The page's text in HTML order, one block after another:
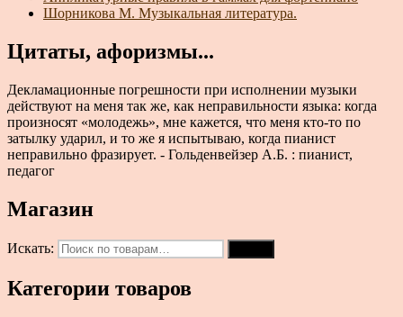
Шорникова М. Музыкальная литература.
Цитаты, афоризмы...
Декламационные погрешности при исполнении музыки
действуют на меня так же, как неправильности языка: когда
произносят «молодежь», мне кажется, что меня кто-то по
затылку ударил, и то же я испытываю, когда пианист
неправильно фразирует. - Гольденвейзер А.Б. : пианист,
педагог
Магазин
Искать:
Категории товаров